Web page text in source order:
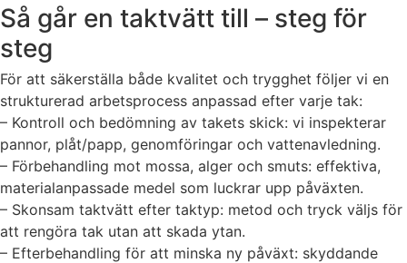
Så går en taktvätt till – steg för
steg
För att säkerställa både kvalitet och trygghet följer vi en
strukturerad arbetsprocess anpassad efter varje tak:
– Kontroll och bedömning av takets skick: vi inspekterar
pannor, plåt/papp, genomföringar och vattenavledning.
– Förbehandling mot mossa, alger och smuts: effektiva,
materialanpassade medel som luckrar upp påväxten.
– Skonsam taktvätt efter taktyp: metod och tryck väljs för
att rengöra tak utan att skada ytan.
– Efterbehandling för att minska ny påväxt: skyddande